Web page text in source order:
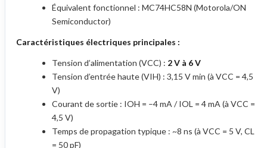
Équivalent fonctionnel : MC74HC58N (Motorola/ON
Semiconductor)
Caractéristiques électriques principales :
Tension d’alimentation (VCC) : 2 V à 6 V
Tension d’entrée haute (VIH) : 3,15 V min (à VCC = 4,5
V)
Courant de sortie : IOH = –4 mA / IOL = 4 mA (à VCC =
4,5 V)
Temps de propagation typique : ~8 ns (à VCC = 5 V, CL
= 50 pF)